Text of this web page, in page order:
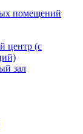
помещений
центр (с
зал